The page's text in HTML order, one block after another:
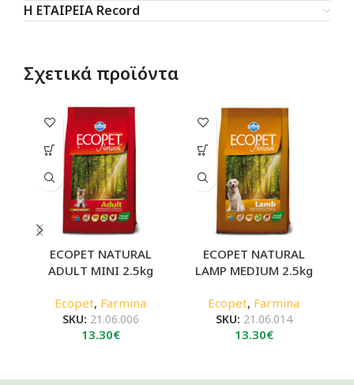
Η ΕΤΑΙΡΕΙΑ Record
Σχετικά προϊόντα
ECOPET NATURAL
ADULT MINI 2.5kg
Ecopet, Farmina
SKU: 21.06.006
13.30€
ECOPET NATURAL
LAMP MEDIUM 2.5kg
Ecopet, Farmina
SKU: 21.06.014
13.30€